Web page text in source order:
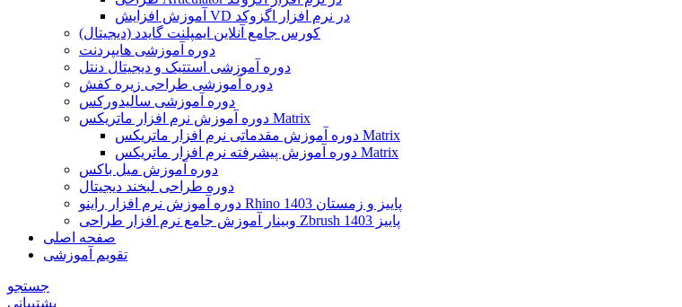
آموزش افزایش VD در نرم افزار اگزوکد
کورس جامع آنلاین ایمپلنت گایدد (دیجیتال)
دوره آموزشی هایپردنت
دوره آموزشی استتیک و دیجیتال دنتل
دوره آموزشی طراحی زیره کفش
دوره آموزشی سالیدورکس
دوره آموزش نرم افزار ماتریکس Matrix
دوره آموزش مقدماتی نرم افزار ماتریکس Matrix
دوره آموزش پیشرفته نرم افزار ماتریکس Matrix
دوره آموزش میل باکس
دوره طراحی لبخند دیجیتال
دوره آموزش نرم افزار راینو Rhino پاییز و زمستان 1403
وبینار آموزش جامع نرم افزار طراحی Zbrush پاییز 1403
صفحه اصلی
تقویم آموزشی
جستجو
پشتیبانی